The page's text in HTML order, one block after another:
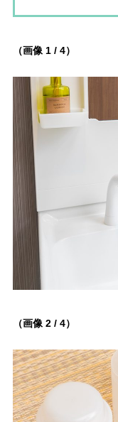
（画像 1 / 4）
（画像 2 / 4）